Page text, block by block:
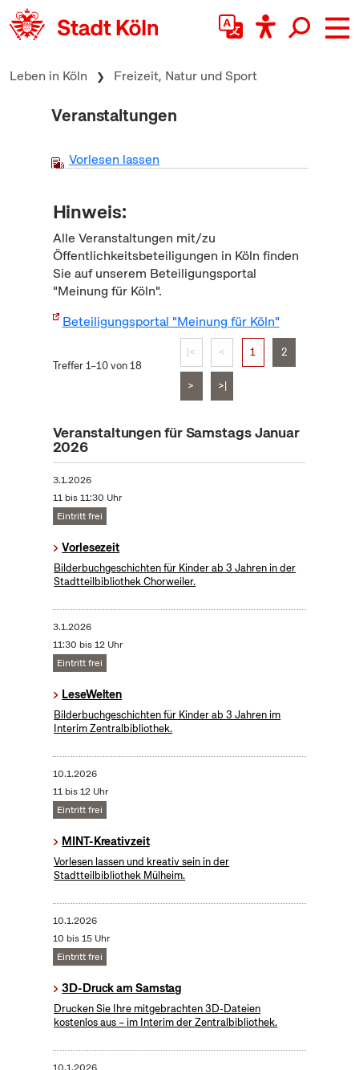
zum Inhalt springen
Leben in Köln Freizeit, Natur und Sport
Veranstaltungen
Vorlesen lassen
Hinweis:
Alle Veranstaltungen mit/zu
Öffentlichkeitsbeteiligungen in Köln finden
Sie auf unserem Beteiligungsportal
"Meinung für Köln".
Beteiligungsportal "Meinung für Köln"
Treffer 1–10 von 18
|< < 1 2
> >|
Veranstaltungen für Samstags Januar
2026
3.1.2026
11 bis 11:30 Uhr
Eintritt frei
Vorlesezeit
Bilderbuchgeschichten für Kinder ab 3 Jahren in der
Stadtteilbibliothek Chorweiler.
3.1.2026
11:30 bis 12 Uhr
Eintritt frei
LeseWelten
Bilderbuchgeschichten für Kinder ab 3 Jahren im
Interim Zentralbibliothek.
10.1.2026
11 bis 12 Uhr
Eintritt frei
MINT-Kreativzeit
Vorlesen lassen und kreativ sein in der
Stadtteilbibliothek Mülheim.
10.1.2026
10 bis 15 Uhr
Eintritt frei
3D-Druck am Samstag
Drucken Sie Ihre mitgebrachten 3D-Dateien
kostenlos aus – im Interim der Zentralbibliothek.